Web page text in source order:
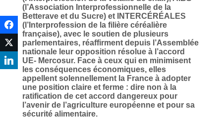
(l’Association Interprofessionnelle de la
Betterave et du Sucre) et INTERCÉRÉALES
(l’Interprofession de la filière céréalière
française), avec le soutien de plusieurs
parlementaires, réaffirment depuis l’Assemblée
nationale leur opposition résolue à l’accord
UE- Mercosur. Face à ceux qui en minimisent
les conséquences économiques, elles
appellent solennellement la France à adopter
une position claire et ferme : dire non à la
ratification de cet accord dangereux pour
l’avenir de l’agriculture européenne et pour sa
sécurité alimentaire.